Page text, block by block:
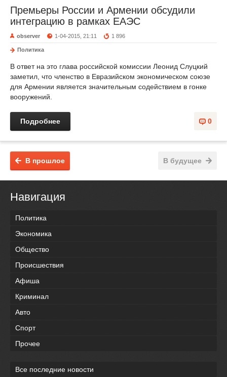
Премьеры России и Армении обсудили
интеграцию в рамках ЕАЭС
observer 1-04-2015, 21:11 1 896
Политика
В ответ на это глава российской комиссии Леонид Слуцкий
заметил, что членство в Евразийском экономическом союзе
для Армении является значительным содействием в гонке
вооружений.
0
Подробнее
В будущее
В прошлое
Навигация
Политика
Экономика
Общество
Происшествия
Афиша
Криминал
Авто
Спорт
Прочее
Все последние новости